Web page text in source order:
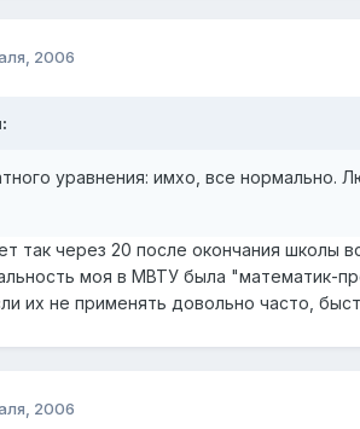
2006
уравнения: имхо, все нормально.
так через 20 после окончания школы
моя в МВТУ была "математик-
их не применять довольно часто,
2006